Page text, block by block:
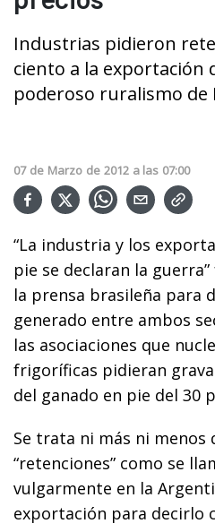
Industrias pidieron
ciento a la exportación
poderoso ruralismo de
07 de Marzo de 2012 a las 07:00
“La industria y los
pie se declaran la
la prensa brasileña para
generado entre ambos
las asociaciones que
frigoríficas pidieran
del ganado en pie del 30
Se trata ni más ni menos
“retenciones” como se
vulgarmente en la
exportación para decirlo